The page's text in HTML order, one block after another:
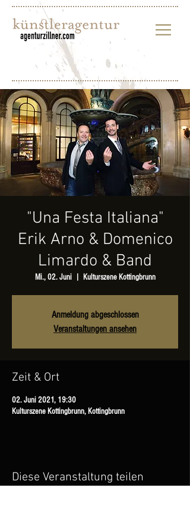
"Una Festa Italiana"
Erik Arno & Domenico
Limardo & Band
Mi., 02. Juni
  |
Kulturszene Kottingbrunn
Anmeldung abgeschlossen
Veranstaltungen ansehen
Zeit & Ort
02. Juni 2021, 19:30
Kulturszene Kottingbrunn, Kottingbrunn
Diese Veranstaltung teilen